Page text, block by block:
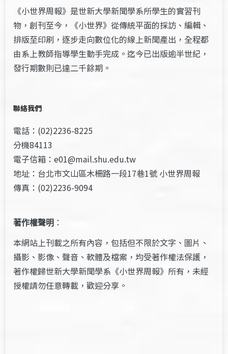
《小世界周報》是世新大學新聞學系所學生的實習刊
物，創刊至今，《小世界》從傳統平面的採訪、編輯、
排版至印刷，逐步走向數位化的線上新聞產出，全程都
由系上教師指導學生動手完成。迄今已出版逾半世紀，
發行期數則已達二千餘期。
聯絡我們
電話：(02)2236-8225
分機84113
電子信箱：e01@mail.shu.edu.tw
地址：台北市文山區木柵路一段17巷1號 小世界周報
傳真：(02)2236-9094
著作權聲明 ：
本網站上刊載之所有內容，包括但不限於文字、圖片、
攝影、影像、聲音、軟體及檔案，均受著作權法保護，
著作權歸世新大學新聞學系《小世界周報》所有，未經
授權請勿任意轉載，歡迎分享。